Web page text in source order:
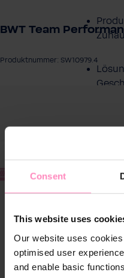
Consent
This website uses
Our website uses
optimised user
and enable basic
BWT Team
Produktnummer: SW10979.4